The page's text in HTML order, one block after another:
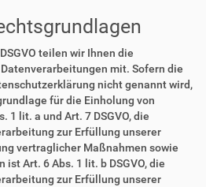
teilen wir Ihnen die
mit. Sofern die
nicht genannt wird,
für die Einholung von
1 lit. a und Art. 7 DSGVO, die
zur Erfüllung unserer
vertraglicher Maßnahmen sowie
Art. 6 Abs. 1 lit. b DSGVO, die
zur Erfüllung unserer